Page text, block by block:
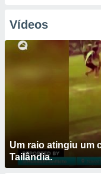
Vídeos
Um raio atingiu um
Tailândia.